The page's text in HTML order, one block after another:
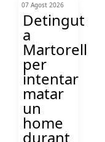
07 Agost 2026
Detingut
a
Martorell
per
intentar
matar
un
home
durant